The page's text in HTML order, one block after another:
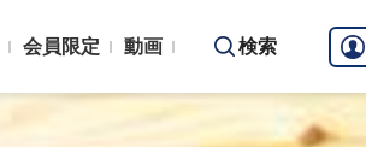
会員限定 動画 検索